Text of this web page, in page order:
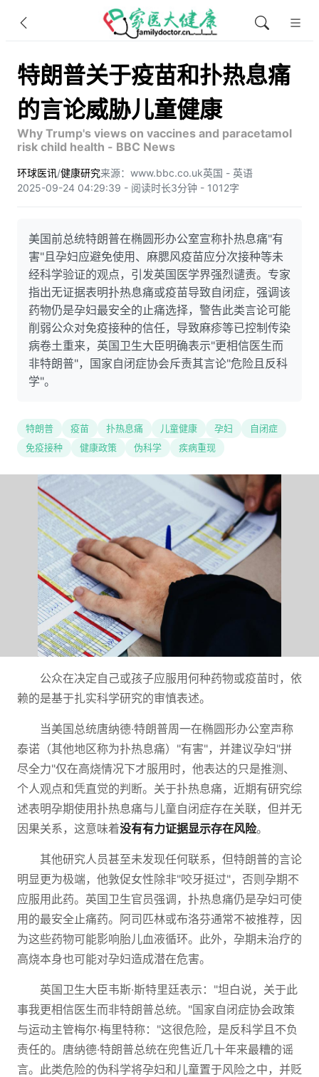
特朗普关于疫苗和扑热息痛
的言论威胁儿童健康
Why Trump's views on vaccines and paracetamol
risk child health - BBC News
环球医讯/健康研究来源：www.bbc.co.uk英国 - 英语
2025-09-24 04:29:39 - 阅读时长3分钟 - 1012字
美国前总统特朗普在椭圆形办公室宣称扑热息痛"有
害"且孕妇应避免使用、麻腮风疫苗应分次接种等未
经科学验证的观点，引发英国医学界强烈谴责。专家
指出无证据表明扑热息痛或疫苗导致自闭症，强调该
药物仍是孕妇最安全的止痛选择，警告此类言论可能
削弱公众对免疫接种的信任，导致麻疹等已控制传染
病卷土重来，英国卫生大臣明确表示"更相信医生而
非特朗普"，国家自闭症协会斥责其言论"危险且反科
学"。
特朗普 疫苗 扑热息痛 儿童健康 孕妇
自闭症
免疫接种
健康政策 伪科学 疾病重现
公众在决定自己或孩子应服用何种药物或疫苗时，依
赖的是基于扎实科学研究的审慎表述。
当美国总统唐纳德·特朗普周一在椭圆形办公室声称
泰诺（其他地区称为扑热息痛）"有害"，并建议孕妇"拼
尽全力"仅在高烧情况下才服用时，他表达的只是推测、
个人观点和凭直觉的判断。关于扑热息痛，近期有研究综
述表明孕期使用扑热息痛与儿童自闭症存在关联，但并无
因果关系，这意味着没有有力证据显示存在风险。
其他研究人员甚至未发现任何联系，但特朗普的言论
明显更为极端，他敦促女性除非"咬牙挺过"，否则孕期不
应服用此药。英国卫生官员强调，扑热息痛仍是孕妇可使
用的最安全止痛药。阿司匹林或布洛芬通常不被推荐，因
为这些药物可能影响胎儿血液循环。此外，孕期未治疗的
高烧本身也可能对孕妇造成潜在危害。
英国卫生大臣韦斯·斯特里廷表示："坦白说，关于此
事我更相信医生而非特朗普总统。"国家自闭症协会政策
与运动主管梅尔·梅里特称："这很危险，是反科学且不负
责任的。唐纳德·特朗普总统在兜售近几十年来最糟的谣
言。此类危险的伪科学将孕妇和儿童置于风险之中，并贬